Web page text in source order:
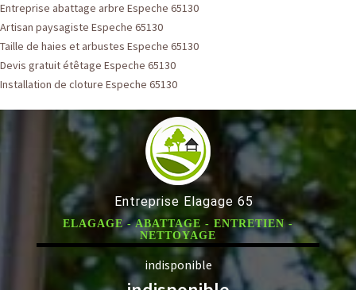
Entreprise abattage arbre Espeche 65130
Artisan paysagiste Espeche 65130
Taille de haies et arbustes Espeche 65130
Devis gratuit étêtage Espeche 65130
Installation de cloture Espeche 65130
Entreprise Elagage 65
ELAGAGE - ABATTAGE - ENTRETIEN -
NETTOYAGE
indisponible